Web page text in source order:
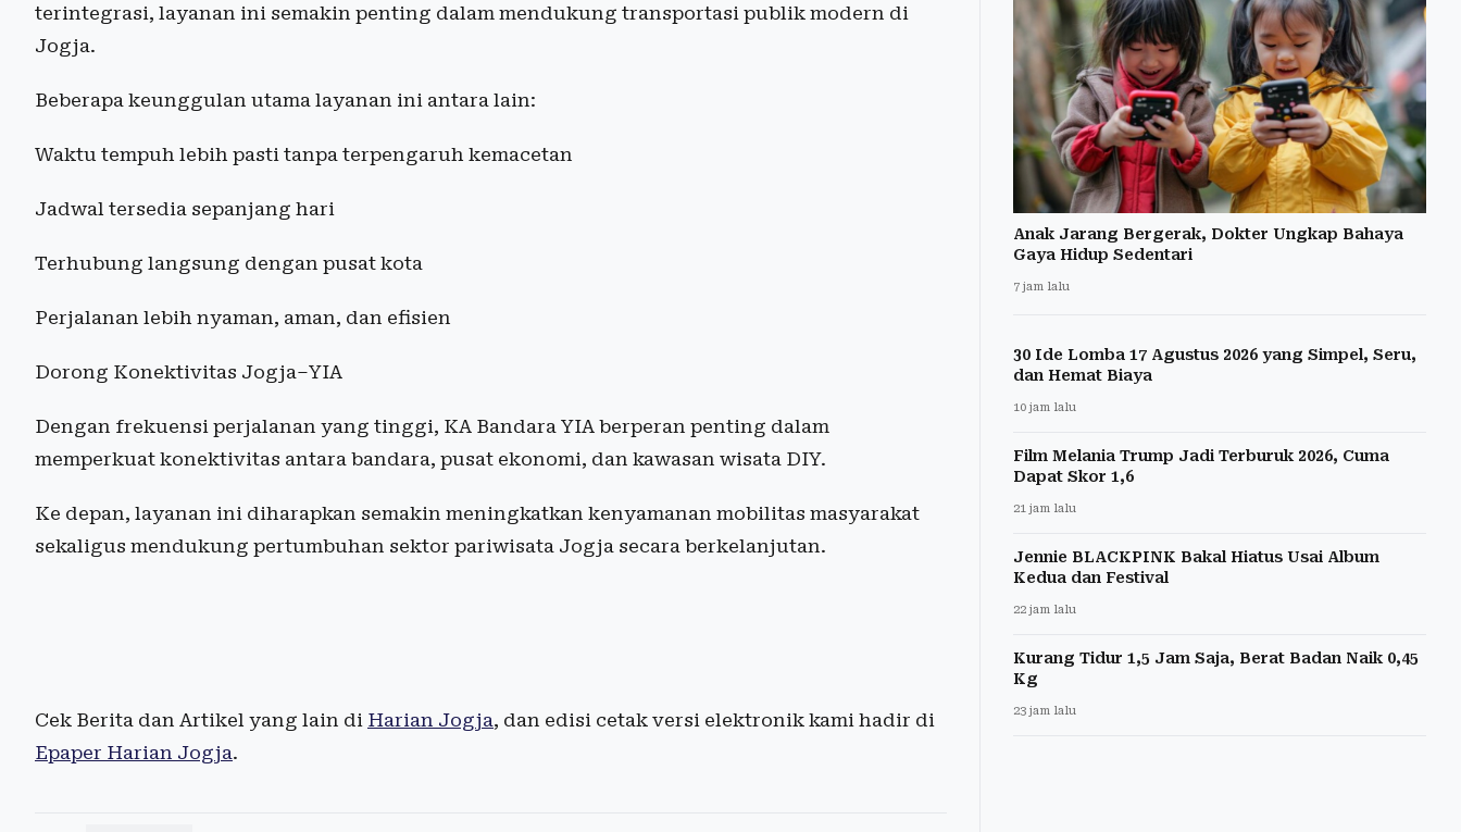
terintegrasi, layanan ini semakin penting dalam mendukung transportasi publik modern di
Jogja.
Beberapa keunggulan utama layanan ini antara lain:
Waktu tempuh lebih pasti tanpa terpengaruh kemacetan
Jadwal tersedia sepanjang hari
Terhubung langsung dengan pusat kota
Perjalanan lebih nyaman, aman, dan efisien
Dorong Konektivitas Jogja–YIA
Dengan frekuensi perjalanan yang tinggi, KA Bandara YIA berperan penting dalam
memperkuat konektivitas antara bandara, pusat ekonomi, dan kawasan wisata DIY.
Ke depan, layanan ini diharapkan semakin meningkatkan kenyamanan mobilitas masyarakat
sekaligus mendukung pertumbuhan sektor pariwisata Jogja secara berkelanjutan.
Cek Berita dan Artikel yang lain di Harian Jogja, dan edisi cetak versi elektronik kami hadir di
Epaper Harian Jogja.
Anak Jarang Bergerak, Dokter Ungkap Bahaya
Gaya Hidup Sedentari
7 jam lalu
30 Ide Lomba 17 Agustus 2026 yang Simpel, Seru,
dan Hemat Biaya
10 jam lalu
Film Melania Trump Jadi Terburuk 2026, Cuma
Dapat Skor 1,6
21 jam lalu
Jennie BLACKPINK Bakal Hiatus Usai Album
Kedua dan Festival
22 jam lalu
Kurang Tidur 1,5 Jam Saja, Berat Badan Naik 0,45
Kg
23 jam lalu